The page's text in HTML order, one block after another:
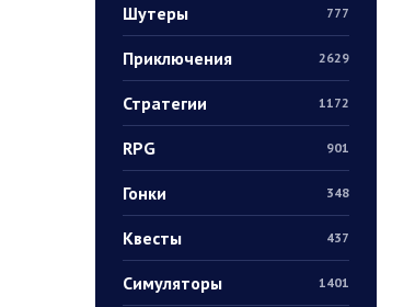
Шутеры 777
Приключения 2629
Стратегии 1172
RPG 901
Гонки 348
Квесты 437
Симуляторы 1401